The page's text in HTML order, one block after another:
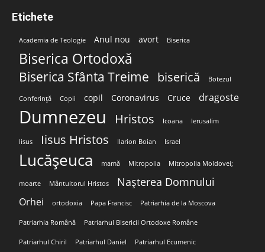
Etichete
Academia de Teologie Anul nou avort Biserica
Biserica Ortodoxă
Biserica Sfânta Treime biserică Botezul
Conferință Copii copil Coronavirus Cruce dragoste
Dumnezeu Hristos Icoana Ierusalim
Iisus Iisus Hristos Ilarion Boian Israel
Lucășeuca mamă Mitropolia Mitropolia Moldovei;
moarte Mântuitorul Hristos Nașterea Domnului
Orhei ortodoxia Papa Francisc Patriarhia de la Moscova
Patriarhia Română Patriarhul Bisericii Ortodoxe Române
Patriarhul Chiril Patriarhul Daniel Patriarhul Ecumenic